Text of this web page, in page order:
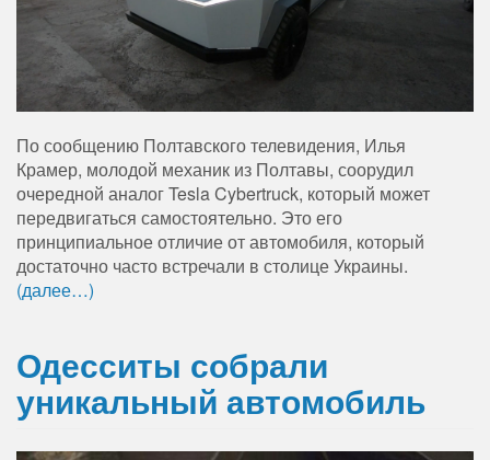
По сообщению Полтавского телевидения, Илья
Крамер, молодой механик из Полтавы, соорудил
очередной аналог Tesla Cybertruck, который может
передвигаться самостоятельно. Это его
принципиальное отличие от автомобиля, который
достаточно часто встречали в столице Украины.
(далее…)
Одесситы собрали
уникальный автомобиль